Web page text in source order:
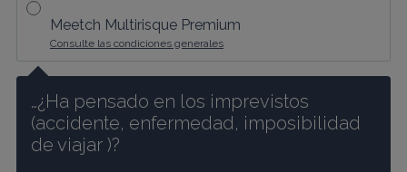
Meetch Multirisque Premium
Consulte las condiciones generales
…¿Ha pensado en los imprevistos
(accidente, enfermedad, imposibilidad
de viajar )?